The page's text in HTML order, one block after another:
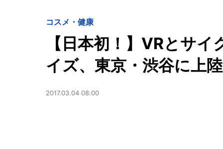
コスメ・健康
【日本初！】VRとサ
イズ、東京・渋谷に上陸
2017.03.04 08:00